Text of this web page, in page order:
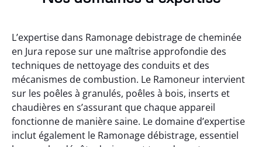
L’expertise dans Ramonage debistrage de cheminée
en Jura repose sur une maîtrise approfondie des
techniques de nettoyage des conduits et des
mécanismes de combustion. Le Ramoneur intervient
sur les poêles à granulés, poêles à bois, inserts et
chaudières en s’assurant que chaque appareil
fonctionne de manière saine. Le domaine d’expertise
inclut également le Ramonage débistrage, essentiel